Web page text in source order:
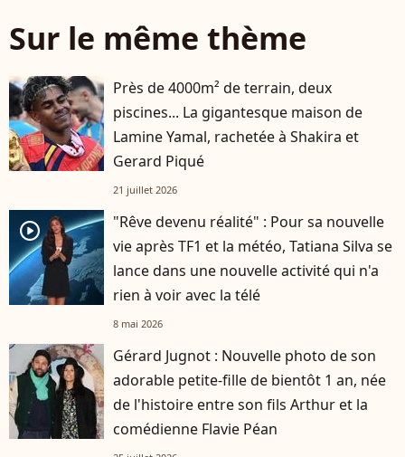
Sur le même thème
Près de 4000m² de terrain, deux
piscines... La gigantesque maison de
Lamine Yamal, rachetée à Shakira et
Gerard Piqué
21 juillet 2026
player2
"Rêve devenu réalité" : Pour sa nouvelle
vie après TF1 et la météo, Tatiana Silva se
lance dans une nouvelle activité qui n'a
rien à voir avec la télé
8 mai 2026
Gérard Jugnot : Nouvelle photo de son
adorable petite-fille de bientôt 1 an, née
de l'histoire entre son fils Arthur et la
comédienne Flavie Péan